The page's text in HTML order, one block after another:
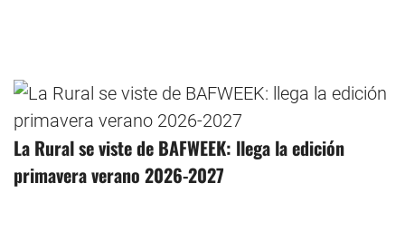
La Rural se viste de BAFWEEK: llega la edición
primavera verano 2026-2027